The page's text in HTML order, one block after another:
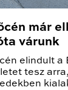
már
várunk
elindult a
tesz